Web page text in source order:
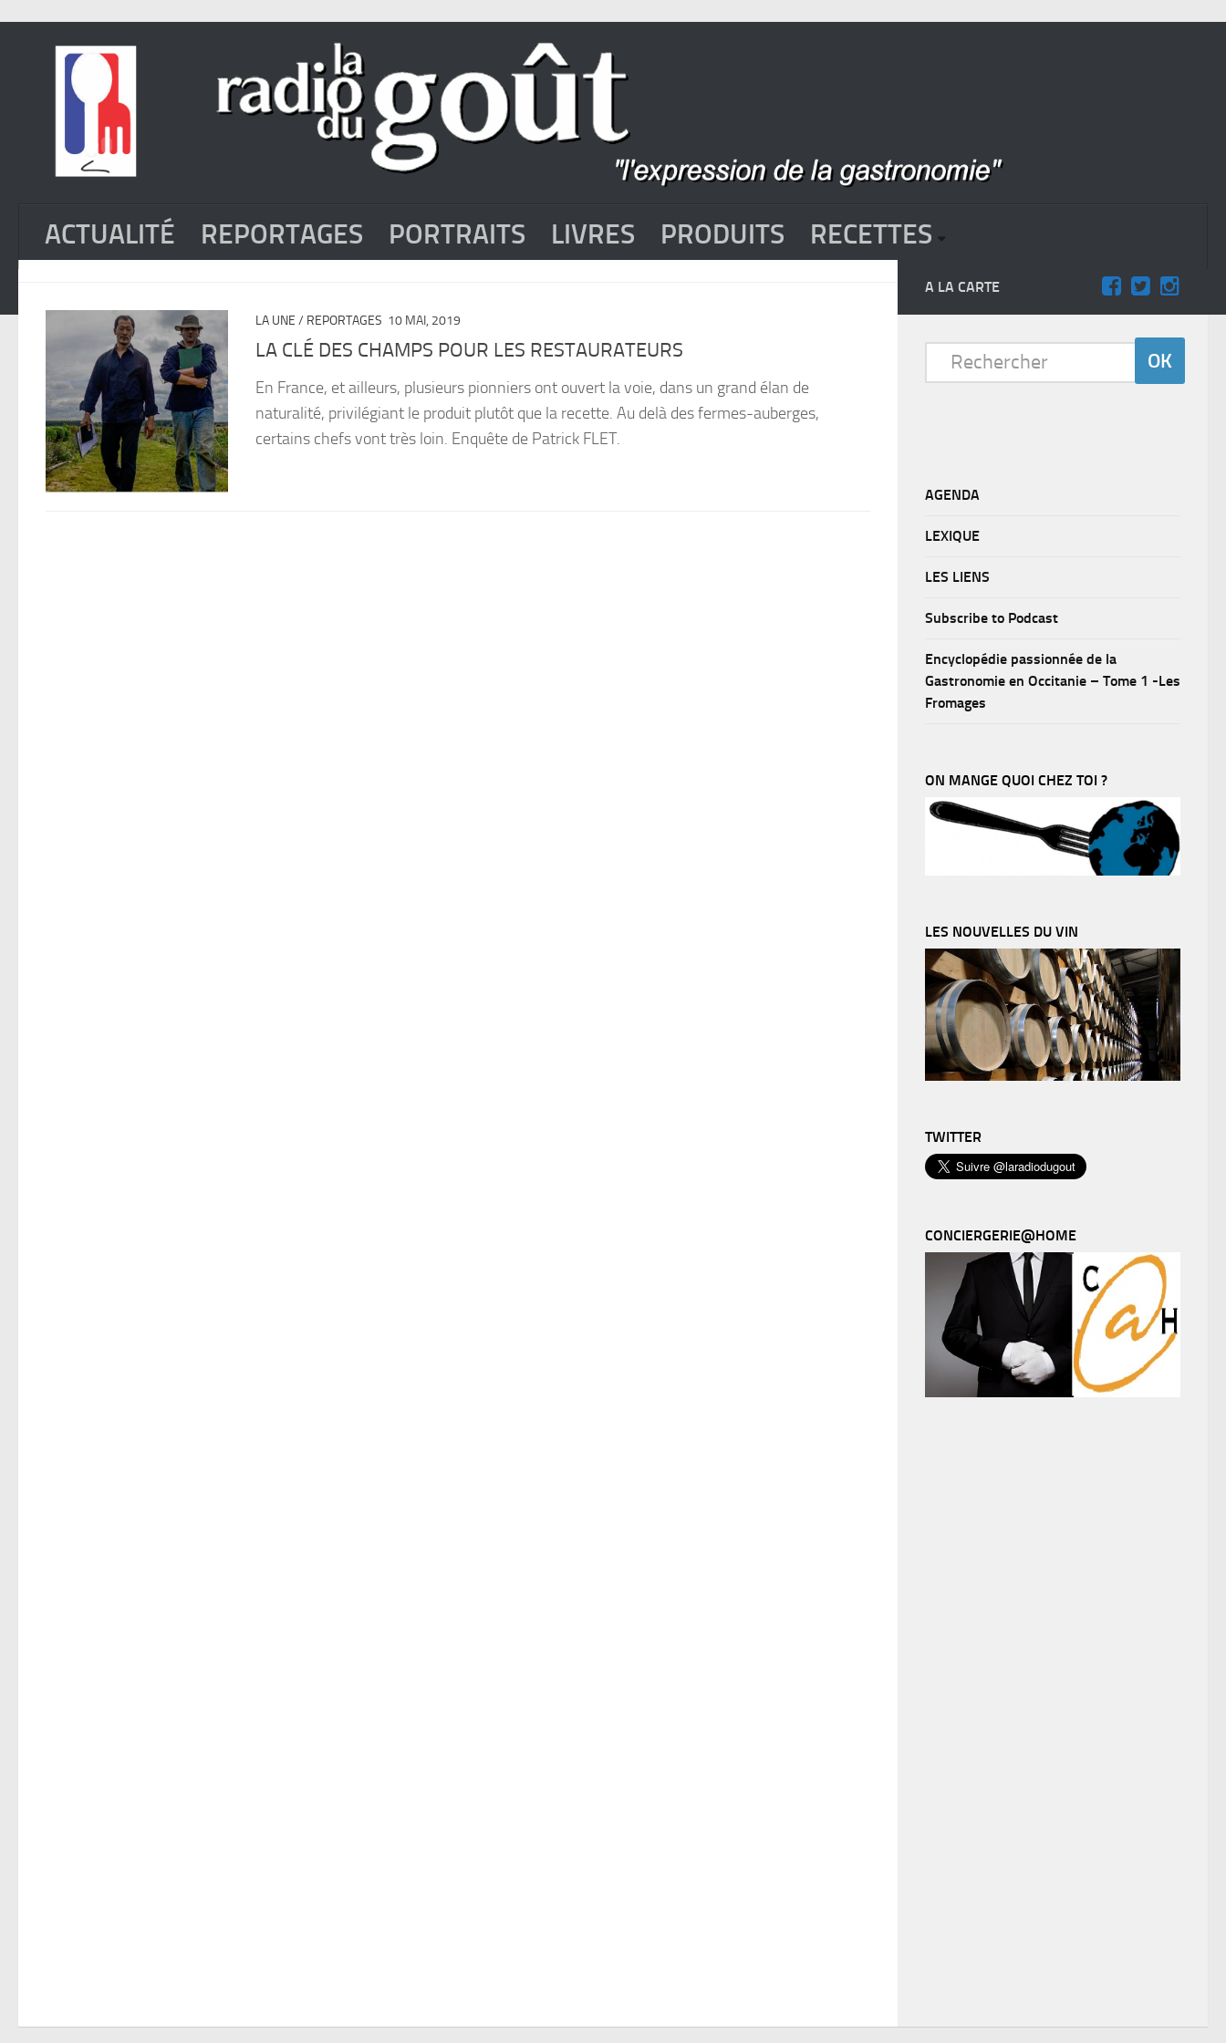
ACTUALITÉ REPORTAGES PORTRAITS LIVRES PRODUITS RECETTES
LA UNE / REPORTAGES 10 MAI, 2019
LA CLÉ DES CHAMPS POUR LES RESTAURATEURS
En France, et ailleurs, plusieurs pionniers ont ouvert la voie, dans un grand élan de
naturalité, privilégiant le produit plutôt que la recette. Au delà des fermes-auberges,
certains chefs vont très loin. Enquête de Patrick FLET.
A LA CARTE
AGENDA
LEXIQUE
LES LIENS
Subscribe to Podcast
Encyclopédie passionnée de la
Gastronomie en Occitanie – Tome 1 -Les
Fromages
ON MANGE QUOI CHEZ TOI ?
LES NOUVELLES DU VIN
TWITTER
CONCIERGERIE@HOME